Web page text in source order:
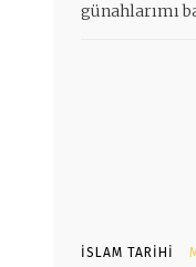
günahlarımı
İSLAM TARIHI